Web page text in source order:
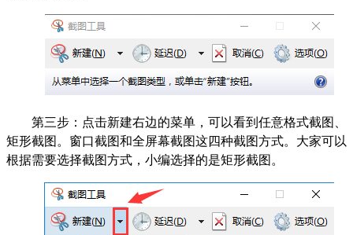
第三步：点击新建右边的菜单，可以看到任意格式截图、
矩形截图。窗口截图和全屏幕截图这四种截图方式。大家可以
根据需要选择截图方式，小编选择的是矩形截图。